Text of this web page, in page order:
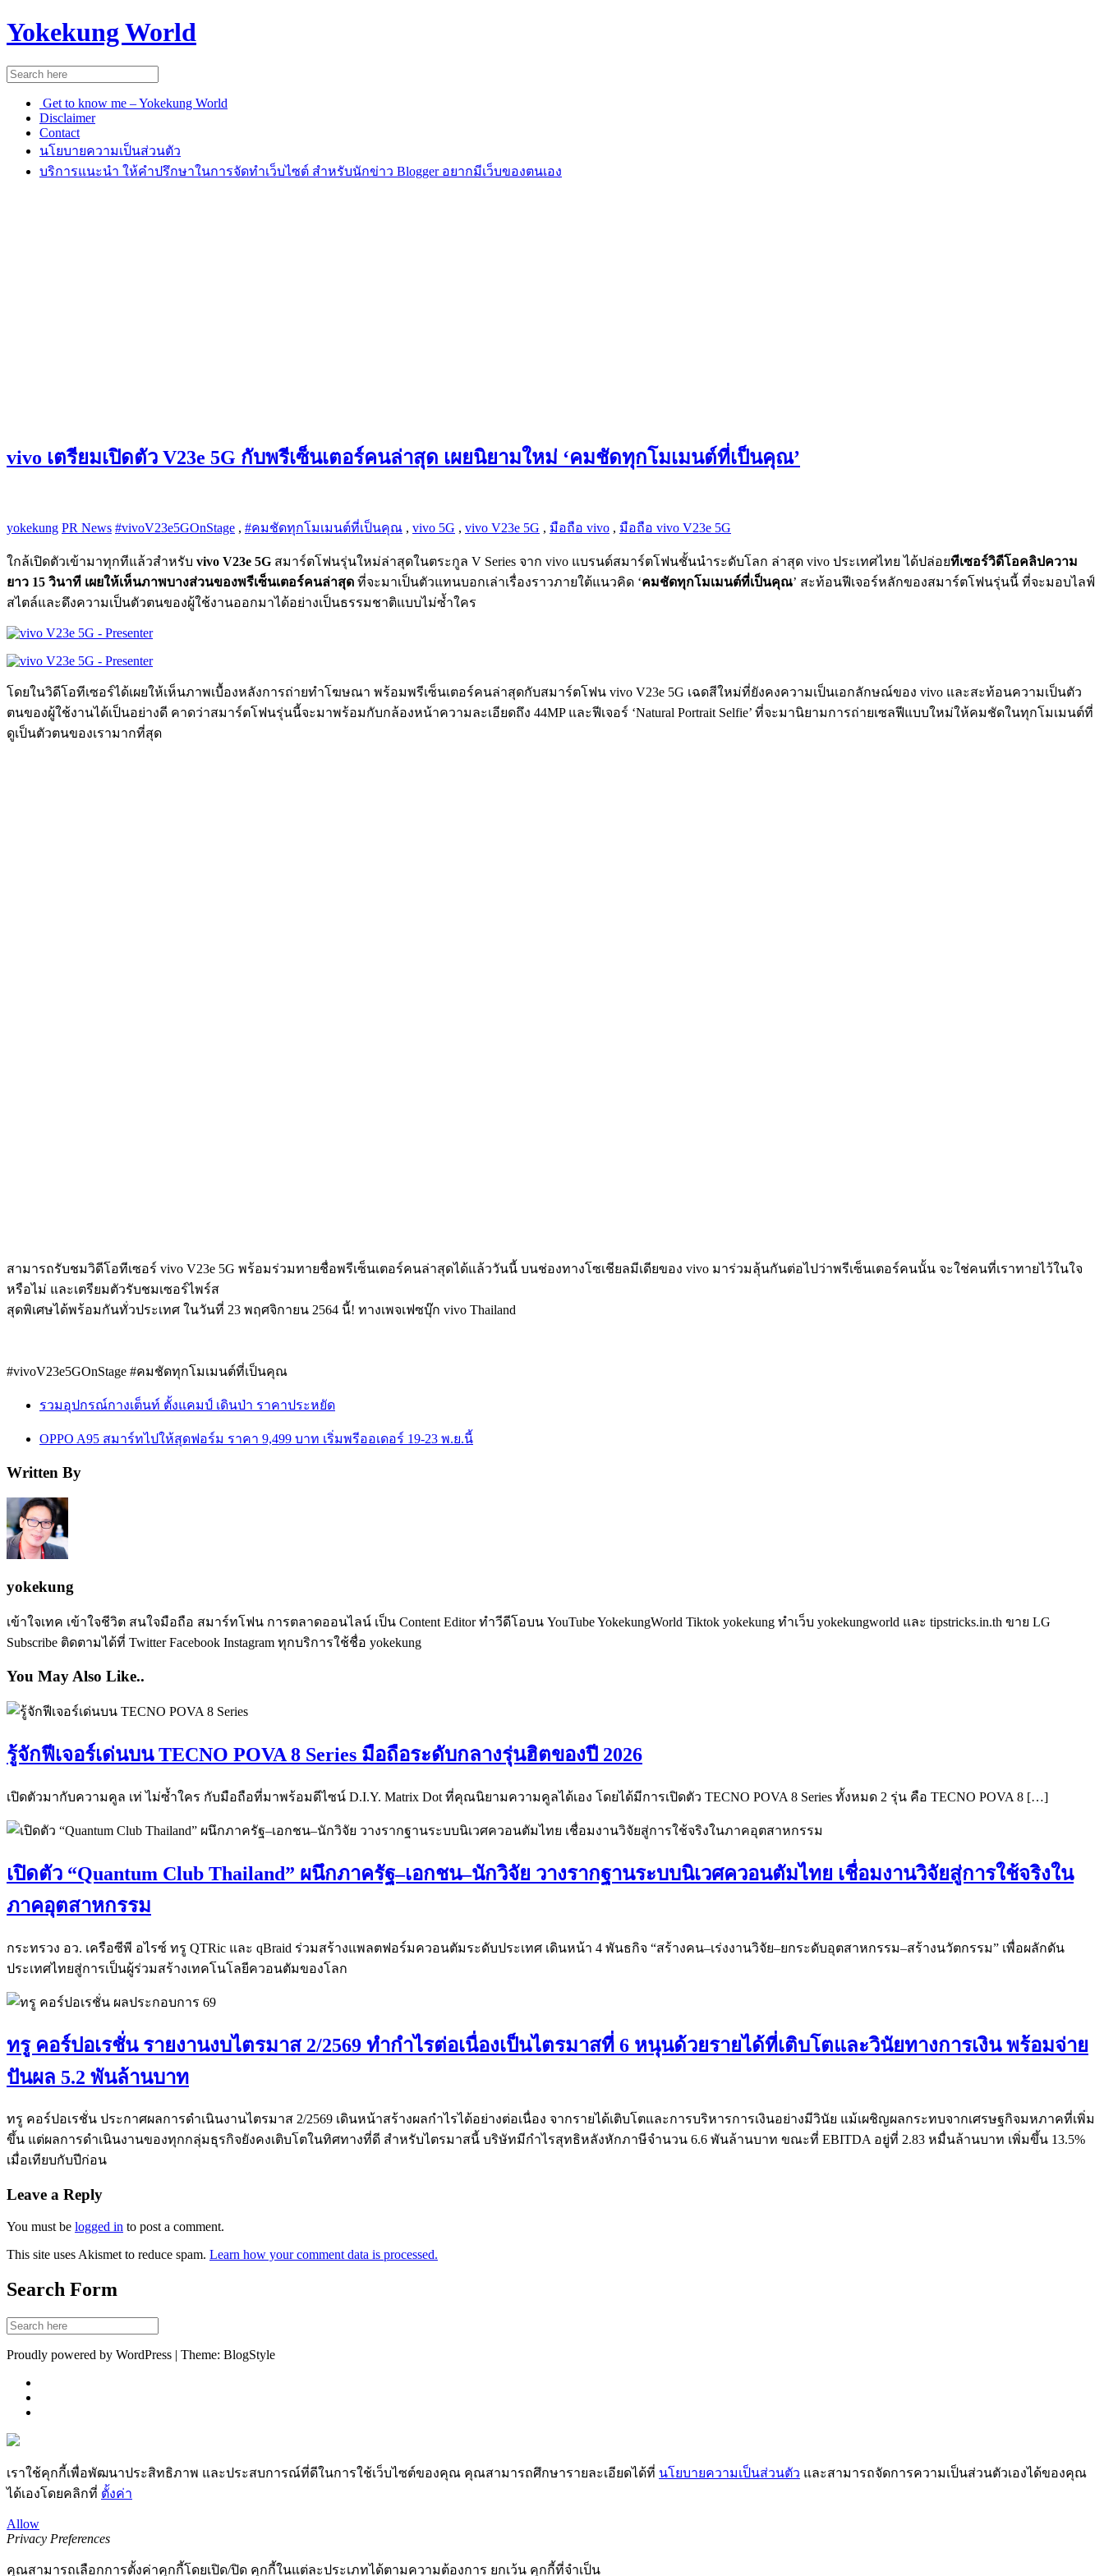
Yokekung World
Get to know me – Yokekung World
Disclaimer
Contact
นโยบายความเป็นส่วนตัว
บริการแนะนำ ให้คำปรึกษาในการจัดทำเว็บไซต์ สำหรับนักข่าว Blogger อยากมีเว็บของตนเอง
vivo เตรียมเปิดตัว V23e 5G กับพรีเซ็นเตอร์คนล่าสุด เผยนิยามใหม่ ‘คมชัดทุกโมเมนต์ที่เป็นคุณ’
yokekung PR News #vivoV23e5GOnStage , #คมชัดทุกโมเมนต์ที่เป็นคุณ , vivo 5G , vivo V23e 5G , มือถือ vivo , มือถือ vivo V23e 5G
ใกล้เปิดตัวเข้ามาทุกทีแล้วสำหรับ vivo V23e 5G สมาร์ตโฟนรุ่นใหม่ล่าสุดในตระกูล V Series จาก vivo แบรนด์สมาร์ตโฟนชั้นนำระดับโลก ล่าสุด vivo ประเทศไทย ได้ปล่อยทีเซอร์วิดีโอคลิปความ
ยาว 15 วินาที เผยให้เห็นภาพบางส่วนของพรีเซ็นเตอร์คนล่าสุด ที่จะมาเป็นตัวแทนบอกเล่าเรื่องราวภายใต้แนวคิด ‘คมชัดทุกโมเมนต์ที่เป็นคุณ’ สะท้อนฟีเจอร์หลักของสมาร์ตโฟนรุ่นนี้ ที่จะมอบไลฟ์
สไตล์และดึงความเป็นตัวตนของผู้ใช้งานออกมาได้อย่างเป็นธรรมชาติแบบไม่ซ้ำใคร
โดยในวิดีโอทีเซอร์ได้เผยให้เห็นภาพเบื้องหลังการถ่ายทำโฆษณา พร้อมพรีเซ็นเตอร์คนล่าสุดกับสมาร์ตโฟน vivo V23e 5G เฉดสีใหม่ที่ยังคงความเป็นเอกลักษณ์ของ vivo และสะท้อนความเป็นตัว
ตนของผู้ใช้งานได้เป็นอย่างดี คาดว่าสมาร์ตโฟนรุ่นนี้จะมาพร้อมกับกล้องหน้าความละเอียดถึง 44MP และฟีเจอร์ ‘Natural Portrait Selfie’ ที่จะมานิยามการถ่ายเซลฟีแบบใหม่ให้คมชัดในทุกโมเมนต์ที่
ดูเป็นตัวตนของเรามากที่สุด
สามารถรับชมวิดีโอทีเซอร์ vivo V23e 5G พร้อมร่วมทายชื่อพรีเซ็นเตอร์คนล่าสุดได้แล้ววันนี้ บนช่องทางโซเชียลมีเดียของ vivo มาร่วมลุ้นกันต่อไปว่าพรีเซ็นเตอร์คนนั้น จะใช่คนที่เราทายไว้ในใจ
หรือไม่ และเตรียมตัวรับชมเซอร์ไพร์ส
สุดพิเศษได้พร้อมกันทั่วประเทศ ในวันที่ 23 พฤศจิกายน 2564 นี้! ทางเพจเฟซบุ๊ก vivo Thailand
#vivoV23e5GOnStage #คมชัดทุกโมเมนต์ที่เป็นคุณ
รวมอุปกรณ์กางเต็นท์ ตั้งแคมป์ เดินป่า ราคาประหยัด
OPPO A95 สมาร์ทไปให้สุดฟอร์ม ราคา 9,499 บาท เริ่มพรีออเดอร์ 19-23 พ.ย.นี้
Written By
yokekung
เข้าใจเทค เข้าใจชีวิต สนใจมือถือ สมาร์ทโฟน การตลาดออนไลน์ เป็น Content Editor ทำวีดีโอบน YouTube YokekungWorld Tiktok yokekung ทำเว็บ yokekungworld และ tipstricks.in.th ขาย LG
Subscribe ติดตามได้ที่ Twitter Facebook Instagram ทุกบริการใช้ชื่อ yokekung
You May Also Like..
รู้จักฟีเจอร์เด่นบน TECNO POVA 8 Series มือถือระดับกลางรุ่นฮิตของปี 2026
เปิดตัวมากับความคูล เท่ ไม่ซ้ำใคร กับมือถือที่มาพร้อมดีไซน์ D.I.Y. Matrix Dot ที่คุณนิยามความคูลได้เอง โดยได้มีการเปิดตัว TECNO POVA 8 Series ทั้งหมด 2 รุ่น คือ TECNO POVA 8 […]
เปิดตัว “Quantum Club Thailand” ผนึกภาครัฐ–เอกชน–นักวิจัย วางรากฐานระบบนิเวศควอนตัมไทย เชื่อมงานวิจัยสู่การใช้จริงใน
ภาคอุตสาหกรรม
กระทรวง อว. เครือซีพี อไรซ์ ทรู QTRic และ qBraid ร่วมสร้างแพลตฟอร์มควอนตัมระดับประเทศ เดินหน้า 4 พันธกิจ “สร้างคน–เร่งงานวิจัย–ยกระดับอุตสาหกรรม–สร้างนวัตกรรม” เพื่อผลักดัน
ประเทศไทยสู่การเป็นผู้ร่วมสร้างเทคโนโลยีควอนตัมของโลก
ทรู คอร์ปอเรชั่น รายงานงบไตรมาส 2/2569 ทำกำไรต่อเนื่องเป็นไตรมาสที่ 6 หนุนด้วยรายได้ที่เติบโตและวินัยทางการเงิน พร้อมจ่าย
ปันผล 5.2 พันล้านบาท
ทรู คอร์ปอเรชั่น ประกาศผลการดำเนินงานไตรมาส 2/2569 เดินหน้าสร้างผลกำไรได้อย่างต่อเนื่อง จากรายได้เติบโตและการบริหารการเงินอย่างมีวินัย แม้เผชิญผลกระทบจากเศรษฐกิจมหภาคที่เพิ่ม
ขึ้น แต่ผลการดำเนินงานของทุกกลุ่มธุรกิจยังคงเติบโตในทิศทางที่ดี สำหรับไตรมาสนี้ บริษัทมีกำไรสุทธิหลังหักภาษีจำนวน 6.6 พันล้านบาท ขณะที่ EBITDA อยู่ที่ 2.83 หมื่นล้านบาท เพิ่มขึ้น 13.5%
เมื่อเทียบกับปีก่อน
Leave a Reply
You must be logged in to post a comment.
This site uses Akismet to reduce spam. Learn how your comment data is processed.
Search Form
Proudly powered by WordPress | Theme: BlogStyle
เราใช้คุกกี้เพื่อพัฒนาประสิทธิภาพ และประสบการณ์ที่ดีในการใช้เว็บไซต์ของคุณ คุณสามารถศึกษารายละเอียดได้ที่ นโยบายความเป็นส่วนตัว และสามารถจัดการความเป็นส่วนตัวเองได้ของคุณ
ได้เองโดยคลิกที่ ตั้งค่า
Allow
Privacy Preferences
คุณสามารถเลือกการตั้งค่าคุกกี้โดยเปิด/ปิด คุกกี้ในแต่ละประเภทได้ตามความต้องการ ยกเว้น คุกกี้ที่จำเป็น